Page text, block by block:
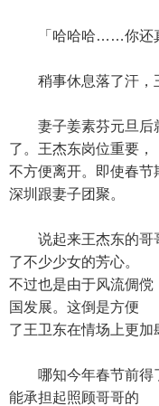
「哈哈哈……你还真
稍事休息落了汗，王
妻子姜素芬元旦后
了。王杰东岗位重要，
不方便离开。即使春
深圳跟妻子团聚。
说起来王杰东的哥
了不少少女的芳心。
不过也是由于风流倜傥
国发展。这倒是方便
了王卫东在情场上更加
哪知今年春节前得
能承担起照顾哥哥的